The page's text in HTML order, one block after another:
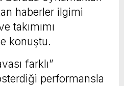
haberler ilgimi
takımımı
konuştu.
farklı”
performansla